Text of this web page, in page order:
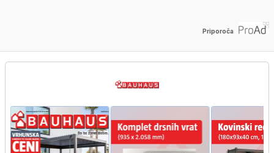
Priporoča